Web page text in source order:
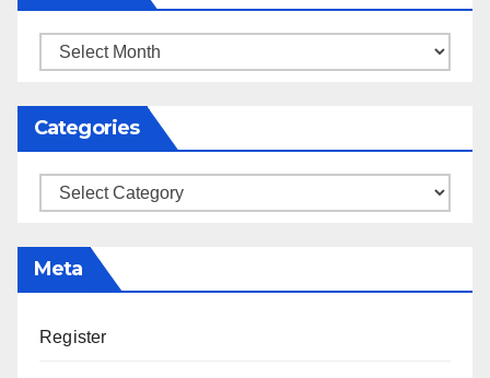
Archives
Categories
Categories
Meta
Register